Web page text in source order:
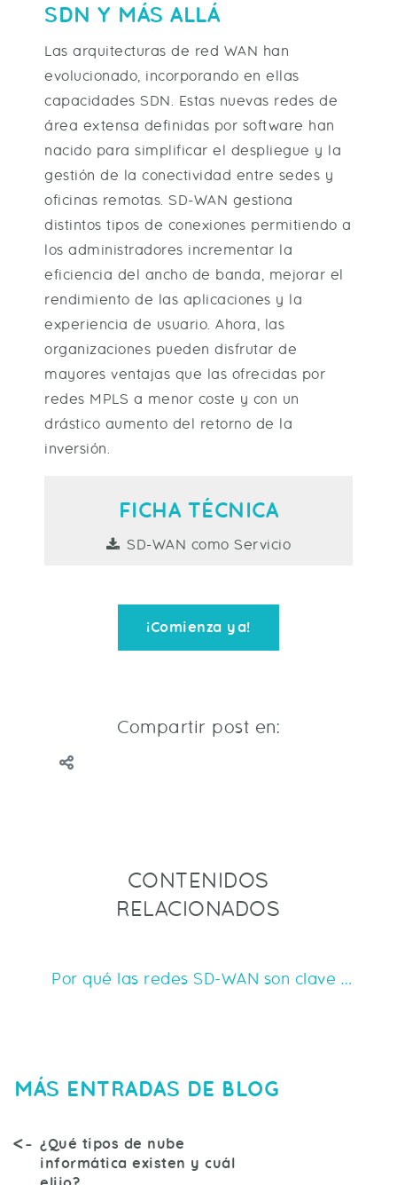
SDN Y MÁS ALLÁ
Las arquitecturas de red WAN han
evolucionado, incorporando en ellas
capacidades SDN. Estas nuevas redes de
área extensa definidas por software han
nacido para simplificar el despliegue y la
gestión de la conectividad entre sedes y
oficinas remotas. SD-WAN gestiona
distintos tipos de conexiones permitiendo a
los administradores incrementar la
eficiencia del ancho de banda, mejorar el
rendimiento de las aplicaciones y la
experiencia de usuario. Ahora, las
organizaciones pueden disfrutar de
mayores ventajas que las ofrecidas por
redes MPLS a menor coste y con un
drástico aumento del retorno de la
inversión.
FICHA TÉCNICA
SD-WAN como Servicio
¡Comienza ya!
CONTENIDOS
RELACIONADOS
Por qué las redes SD-WAN son clave para
MÁS ENTRADAS DE BLOG
¿Qué tipos de nube
informática existen y cuál